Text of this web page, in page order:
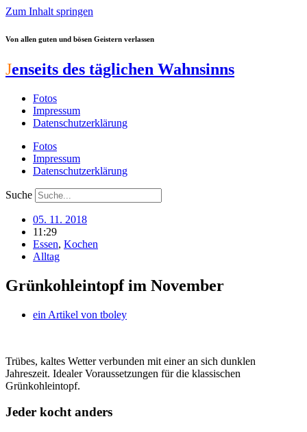
Zum Inhalt springen
Von allen guten und bösen Geistern verlassen
Jenseits des täglichen Wahnsinns
Fotos
Impressum
Datenschutzerklärung
Fotos
Impressum
Datenschutzerklärung
Suche
05. 11. 2018
11:29
Essen, Kochen
Alltag
Grünkohleintopf im November
ein Artikel von tboley
Trübes, kaltes Wetter verbunden mit einer an sich dunklen
Jahreszeit. Idealer Voraussetzungen für die klassischen
Grünkohleintopf.
Jeder kocht anders